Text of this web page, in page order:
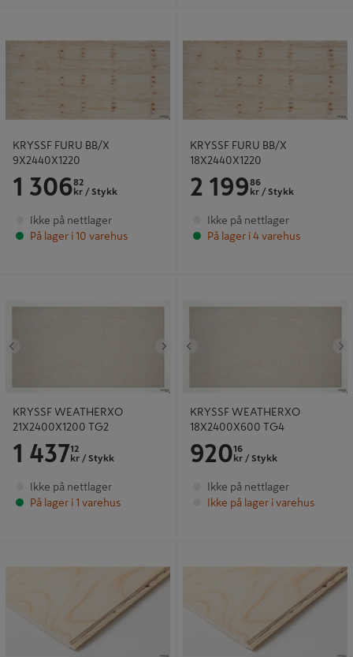
KRYSSF FURU BB/X
9X2440X1220
1 30682
kr / Stykk
Ikke på nettlager
På lager i 10 varehus
KRYSSF FURU BB/X
18X2440X1220
2 19986
kr / Stykk
Ikke på nettlager
På lager i 4 varehus
Neste
KRYSSF WEATHERXO
21X2400X1200 TG2
1 43712
kr / Stykk
Ikke på nettlager
På lager i 1 varehus
KRYSSF WEATHERXO
18X2400X600 TG4
92016
kr / Stykk
Ikke på nettlager
Ikke på lager i varehus